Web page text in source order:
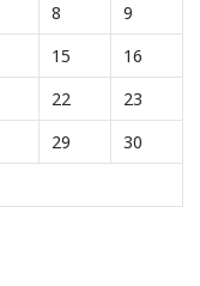
8
9
15
16
22
23
29
30